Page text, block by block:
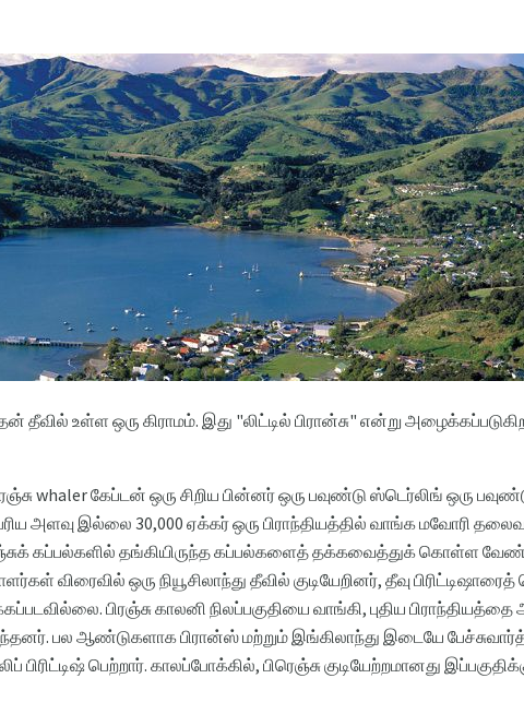
தீவில் உள்ள ஒரு கிராமம். இது "லிட்டில் பிரான்சு" என்று
whaler கேப்டன் ஒரு சிறிய பின்னர் ஒரு பவுண்டு ஸ்டெர்லிங் ஒரு
அளவு இல்லை 30,000 ஏக்கர் ஒரு பிராந்தியத்தில் வாங்க மவோரி
கப்பல்களில் தங்கியிருந்த கப்பல்களைத் தக்கவைத்துக் கொள்ள
விரைவில் ஒரு நியூசிலாந்து தீவில் குடியேறினர், தீவு
பிரஞ்சு காலனி நிலப்பகுதியை வாங்கி, புதிய
பல ஆண்டுகளாக பிரான்ஸ் மற்றும் இங்கிலாந்து இடையே
பிரிட்டிஷ் பெற்றார். காலப்போக்கில், பிரெஞ்சு குடியேற்றமானது